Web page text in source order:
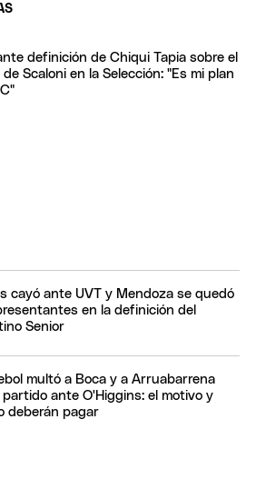
definición de Chiqui Tapia sobre el
Scaloni en la Selección: "Es mi plan
cayó ante UVT y Mendoza se quedó
en la definición del
Senior
multó a Boca y a Arruabarrena
ante O'Higgins: el motivo y
deberán pagar